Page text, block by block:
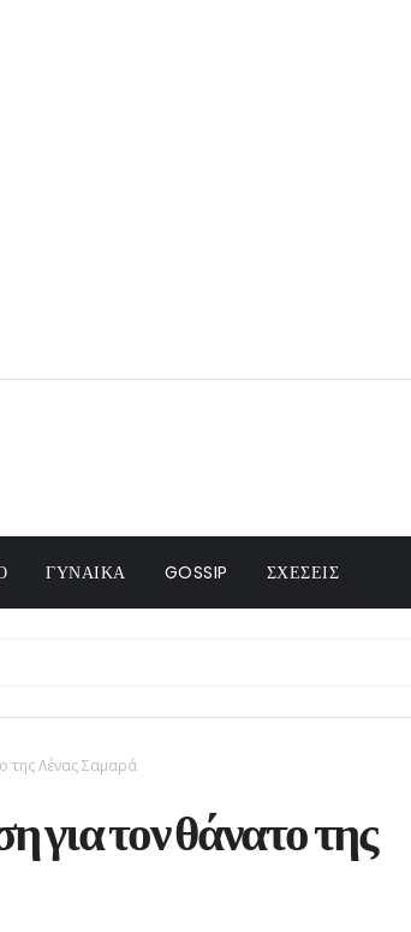
ΓΥΝΑΙΚΑ GOSSIP ΣΧΕΣΕΙΣ
της Λένας Σαμαρά
για τον θάνατο της